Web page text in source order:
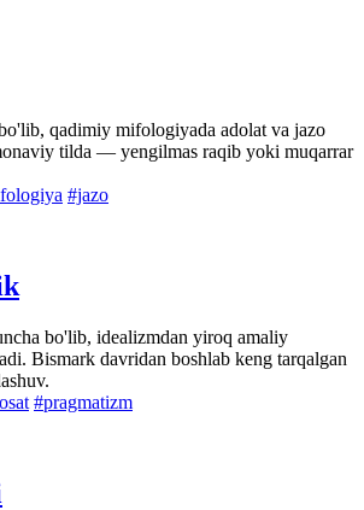
qadimiy mifologiyada adolat va jazo
tilda — yengilmas raqib yoki muqarrar
#jazo
bo'lib, idealizmdan yiroq amaliy
Bismark davridan boshlab keng tarqalgan
#pragmatizm